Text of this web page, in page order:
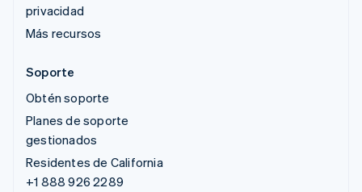
privacidad
Más recursos
Soporte
Obtén soporte
Planes de soporte
gestionados
Residentes de California
+1 888 926 2289